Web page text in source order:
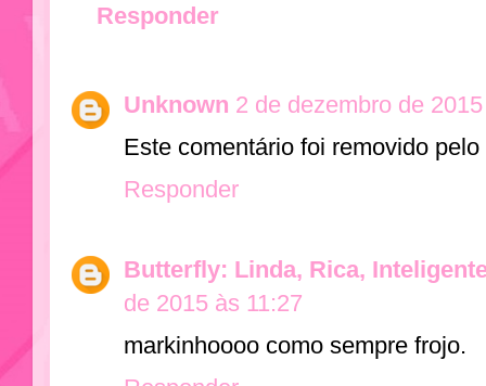
Responder
Unknown 2 de dezembro de
Este comentário foi removido pelo
Responder
Butterfly: Linda, Rica,
de 2015 às 11:27
markinhoooo como sempre frojo.